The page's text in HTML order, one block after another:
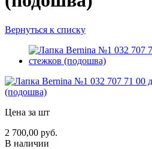
Вернуться к списку
Цена за шт
2 700,00 руб.
В наличии